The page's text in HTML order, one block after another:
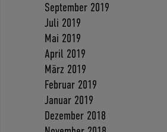
September 2019
Juli 2019
Mai 2019
April 2019
März 2019
Februar 2019
Januar 2019
Dezember 2018